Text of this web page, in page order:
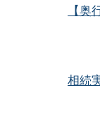
【
相続